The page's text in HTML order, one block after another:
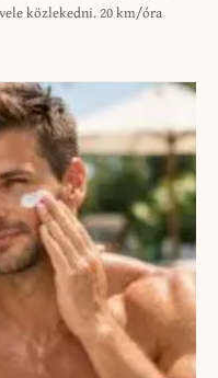
közlekedni. 20 km/óra